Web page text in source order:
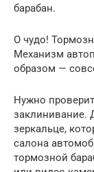
барабан.
О чудо!
Механизм
образом —
Нужно
заклинивание.
зеркальце,
салона
тормозной